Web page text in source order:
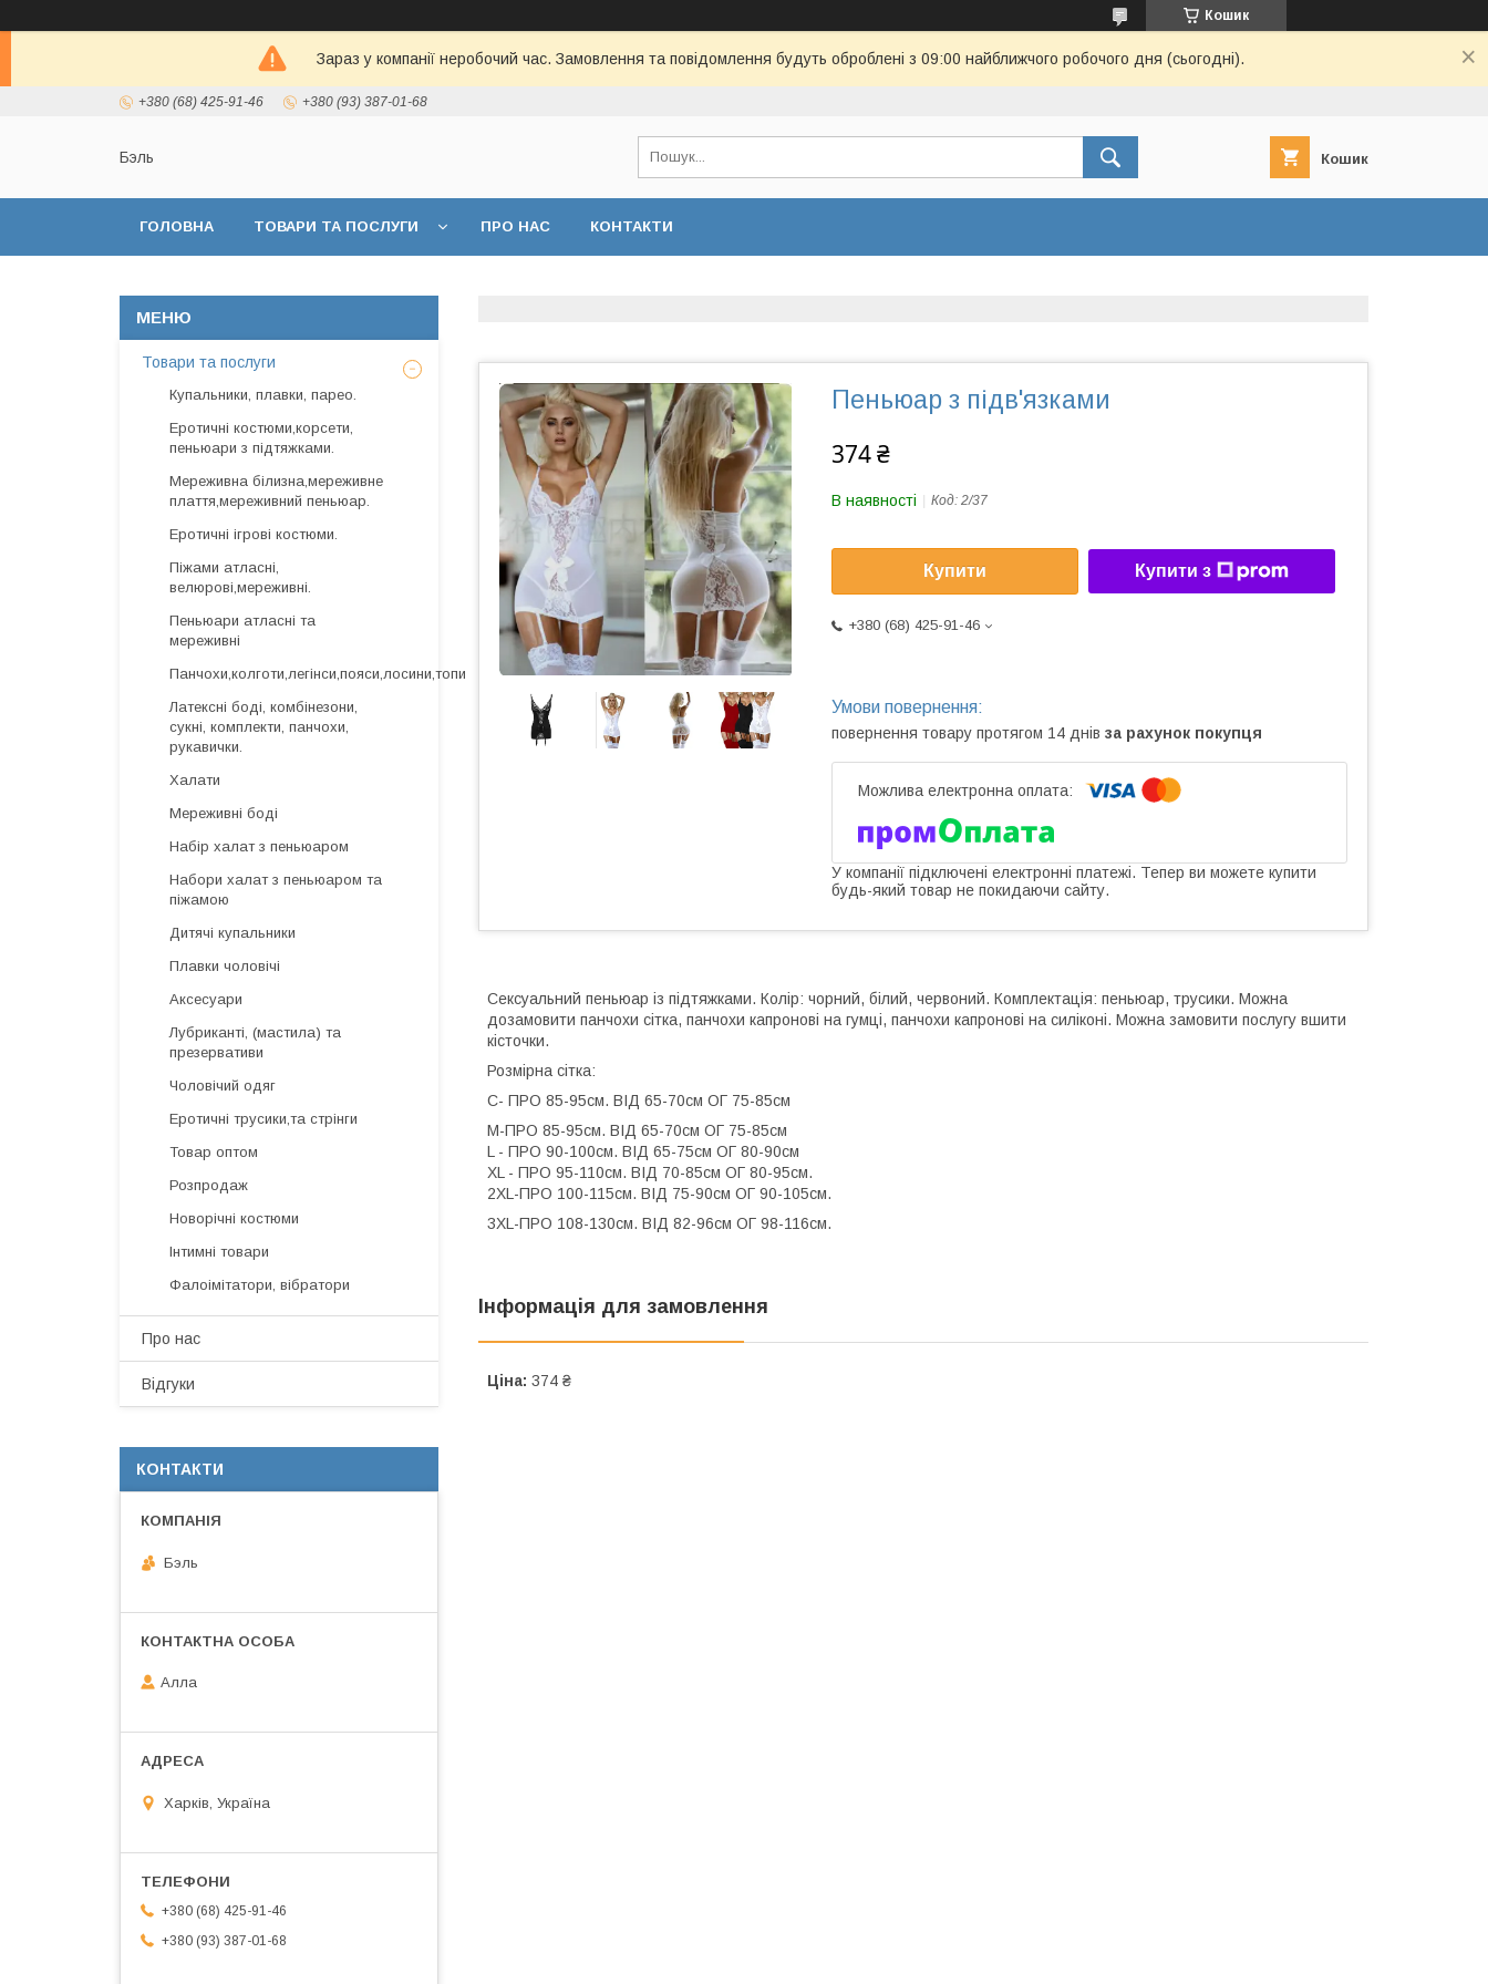
Кошик
Зараз у компанії неробочий час. Замовлення та повідомлення будуть оброблені з 09:00 найближчого робочого дня (сьогодні).
+380 (68) 425-91-46 +380 (93) 387-01-68
Бэль Кошик
ГОЛОВНА ТОВАРИ ТА ПОСЛУГИ ПРО НАС КОНТАКТИ
Пеньюар з підв'язками
374 ₴
В наявності Код: 2/37
Купити Купити з
+380 (68) 425-91-46
повернення товару протягом 14 днів за рахунок покупця
У компанії підключені електронні платежі. Тепер ви можете купити
будь-який товар не покидаючи сайту.
Сексуальний пеньюар із підтяжками. Колір: чорний, білий, червоний. Комплектація: пеньюар, трусики. Можна
дозамовити панчохи сітка, панчохи капронові на гумці, панчохи капронові на силіконі. Можна замовити послугу вшити
кісточки.
Розмірна сітка:
С- ПРО 85-95см. ВІД 65-70см ОГ 75-85см
M-ПРО 85-95см. ВІД 65-70см ОГ 75-85см
L - ПРО 90-100см. ВІД 65-75см ОГ 80-90см
XL - ПРО 95-110см. ВІД 70-85см ОГ 80-95см.
2XL-ПРО 100-115см. ВІД 75-90см ОГ 90-105см.
3ХL-ПРО 108-130см. ВІД 82-96см ОГ 98-116см.
Інформація для замовлення
Ціна: 374 ₴
Товари та послуги
Купальники, плавки, парео.
Еротичні костюми,корсети,
пеньюари з підтяжками.
Мереживна білизна,мереживне
плаття,мереживний пеньюар.
Еротичні ігрові костюми.
Піжами атласні,
велюрові,мереживні.
Пеньюари атласні та
мереживні
Панчохи,колготи,легінси,пояси,лосини,топи
Латексні боді, комбінезони,
сукні, комплекти, панчохи,
рукавички.
Халати
Мереживні боді
Набір халат з пеньюаром
Набори халат з пеньюаром та
піжамою
Дитячі купальники
Плавки чоловічі
Аксесуари
Лубриканті, (мастила) та
презервативи
Чоловічий одяг
Еротичні трусики,та стрінги
Товар оптом
Розпродаж
Новорічні костюми
Інтимні товари
Фалоімітатори, вібратори
Про нас
Відгуки
КОНТАКТИ
Бэль
Алла
Харків, Україна
+380 (68) 425-91-46
+380 (93) 387-01-68